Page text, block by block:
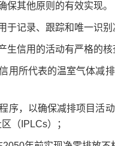
其他原则的有效实现。
记录、跟踪和唯一识别
信用的活动有严格的核
所代表的温室气体减
，以确保减排项目活动
（IPLCs）；